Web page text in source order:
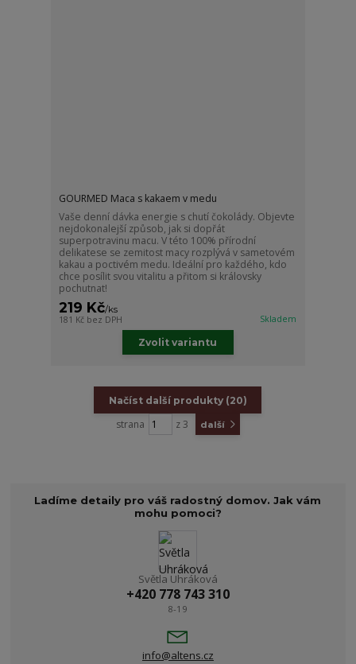
GOURMED Maca s kakaem v medu
Vaše denní dávka energie s chutí čokolády. Objevte
nejdokonalejší způsob, jak si dopřát
superpotravinu macu. V této 100% přírodní
delikatese se zemitost macy rozplývá v sametovém
kakau a poctivém medu. Ideální pro každého, kdo
chce posílit svou vitalitu a přitom si královsky
pochutnat!
219 Kč/ks
181 Kč bez DPH Skladem
Zvolit variantu
Načíst další produkty (20)
strana z 3 další
Ladíme detaily pro váš radostný domov. Jak vám
mohu pomoci?
Světla Uhráková
+420 778 743 310
8-19
info@altens.cz